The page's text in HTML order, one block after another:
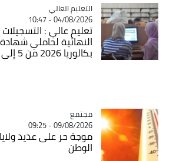
Catégorie
التعليم العالي
04/08/2026 - 10:47
تعليم عالي : التسجيلات
النهائية لحاملي شهادة
بكالوريا 2026 من 5 إلى 10 أوت
Catégorie
مجتمع
09/08/2026 - 09:25
موجة حر على عديد
الوطن